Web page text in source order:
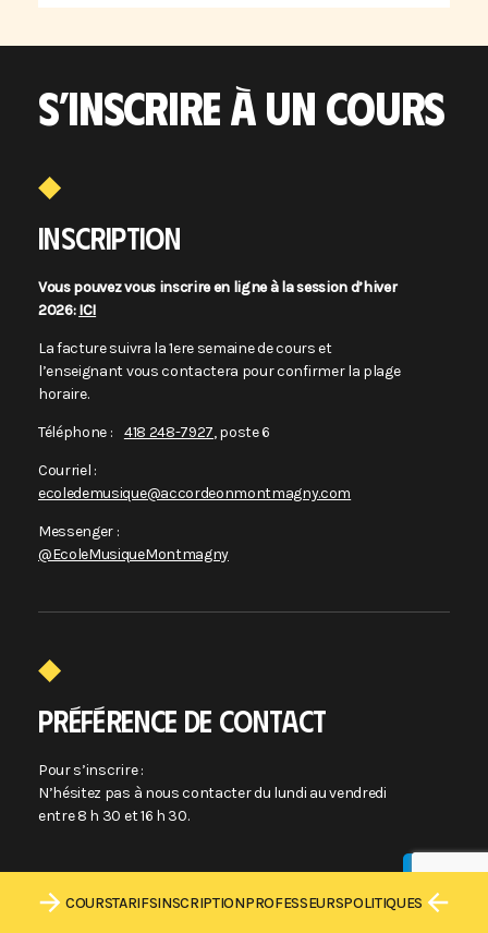
COURSTARIFSINSCRIPTIONPROFESSEURSPOLITIQUES
S’INSCRIRE À UN COURS
INSCRIPTION
Vous pouvez vous inscrire en ligne à la session d’hiver
2026:ICI
La facture suivra la 1ere semaine de cours et
l’enseignant vous contactera pour confirmer la plage
horaire.
Téléphone : 418 248-7927, poste 6
Courriel :
ecoledemusique@accordeonmontmagny.com
Messenger :
@EcoleMusiqueMontmagny
PRÉFÉRENCE DE CONTACT
Pour s’inscrire :
N’hésitez pas à nous contacter du lundi au vendredi
entre 8 h 30 et 16 h 30.